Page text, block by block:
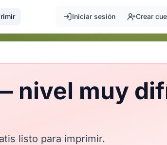
Iniciar sesión Crear
nivel muy
listo para imprimir.